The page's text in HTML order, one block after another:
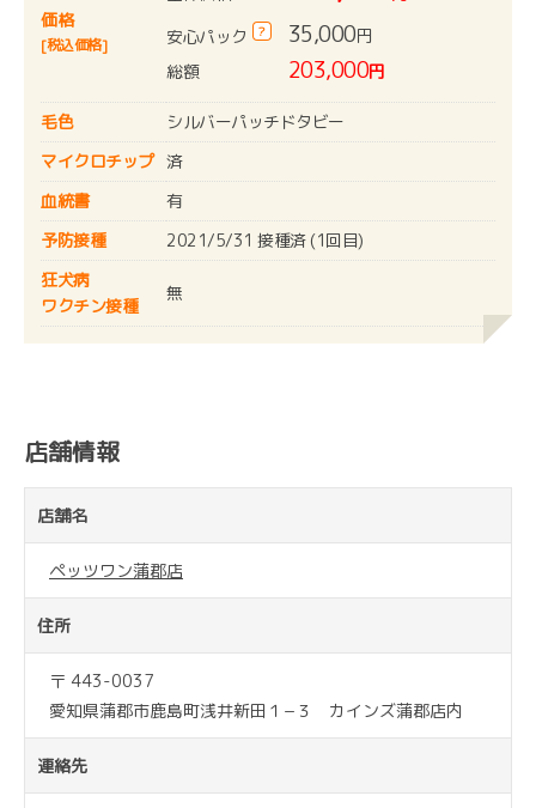
価格
[税込価格]
安心パック
? 35,000円
総額
203,000円
毛色
シルバーパッチドタビー
マイクロチップ 済
血統書
有
予防接種
2021/5/31 接種済 (1回目)
狂犬病
ワクチン接種
無
店舗情報
店舗名
ペッツワン蒲郡店
住所
〒 443-0037
愛知県蒲郡市鹿島町浅井新田１−３ カインズ蒲郡店内
連絡先